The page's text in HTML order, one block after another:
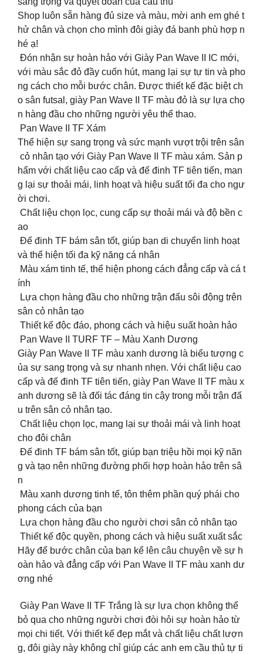
Shop luôn sẵn hàng đủ size và màu, mời anh em ghé t
hử chân và chọn cho mình đôi giày đá banh phù hợp n
hé ạ!
Đón nhận sự hoàn hảo với Giày Pan Wave II IC mới,
với màu sắc đỏ đầy cuốn hút, mang lại sự tự tin và pho
ng cách cho mỗi bước chân. Được thiết kế đặc biệt ch
o sân futsal, giày Pan Wave II TF màu đỏ là sự lựa chọ
n hàng đầu cho những người yêu thể thao.
Pan Wave II TF Xám
Thể hiện sự sang trọng và sức mạnh vượt trội trên sân
cỏ nhân tạo với Giày Pan Wave II TF màu xám. Sản p
hẩm với chất liệu cao cấp và đế đinh TF tiên tiến, man
g lại sự thoải mái, linh hoạt và hiệu suất tối đa cho ngư
ời chơi.
Chất liệu chọn lọc, cung cấp sự thoải mái và độ bền c
ao
Đế đinh TF bám sân tốt, giúp bạn di chuyển linh hoạt
và thể hiện tối đa kỹ năng cá nhân
Màu xám tinh tế, thể hiện phong cách đẳng cấp và cá t
ính
Lựa chọn hàng đầu cho những trận đấu sôi động trên
sân cỏ nhân tạo
Thiết kế độc đáo, phong cách và hiệu suất hoàn hảo
Pan Wave II TURF TF – Màu Xanh Dương
Giày Pan Wave II TF màu xanh dương là biểu tượng c
ủa sự sang trọng và sự nhanh nhẹn. Với chất liệu cao
cấp và đế đinh TF tiên tiến, giày Pan Wave II TF màu x
anh dương sẽ là đối tác đáng tin cậy trong mỗi trận đấ
u trên sân cỏ nhân tạo.
Chất liệu chọn lọc, mang lại sự thoải mái và linh hoạt
cho đôi chân
Đế đinh TF bám sân tốt, giúp bạn triệu hồi mọi kỹ năn
g và tạo nên những đường phối hợp hoàn hảo trên sâ
n
Màu xanh dương tinh tế, tôn thêm phần quý phái cho
phong cách của bạn
Lựa chọn hàng đầu cho người chơi sân cỏ nhân tạo
Thiết kế độc quyền, phong cách và hiệu suất xuất sắc
Hãy để bước chân của bạn kể lên câu chuyện về sự h
oàn hảo và đẳng cấp với Pan Wave II TF màu xanh dư
ơng nhé
️ Giày Pan Wave II TF Trắng là sự lựa chọn không thể
bỏ qua cho những người chơi đòi hỏi sự hoàn hảo từ
mọi chi tiết. Với thiết kế đẹp mắt và chất liệu chất lượn
g, đôi giày này không chỉ giúp các anh em cầu thủ tự ti